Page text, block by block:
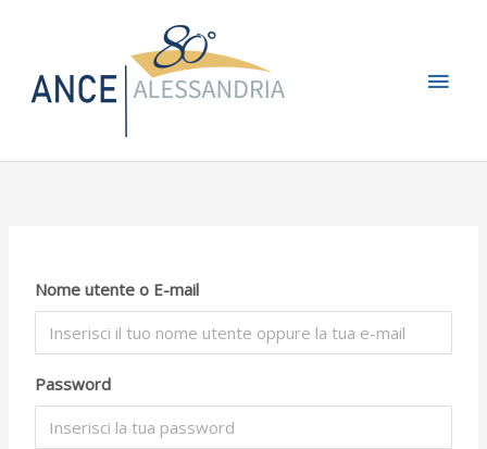
Nome utente o E-mail
Password